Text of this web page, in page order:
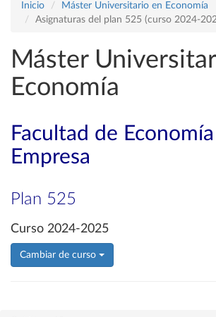
Inicio
Máster Universitario en Economía
Asignaturas del plan 525 (curso 2024-
Máster
Economía
Facultad de
Empresa
Plan 525
Curso 2024-2025
Cambiar de curso